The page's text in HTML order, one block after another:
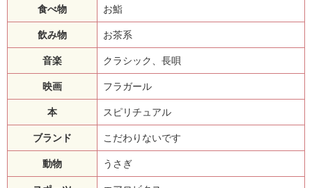
食べ物 お鮨
飲み物 お茶系
音楽 クラシック、長唄
映画 フラガール
本 スピリチュアル
ブランド こだわりないです
動物 うさぎ